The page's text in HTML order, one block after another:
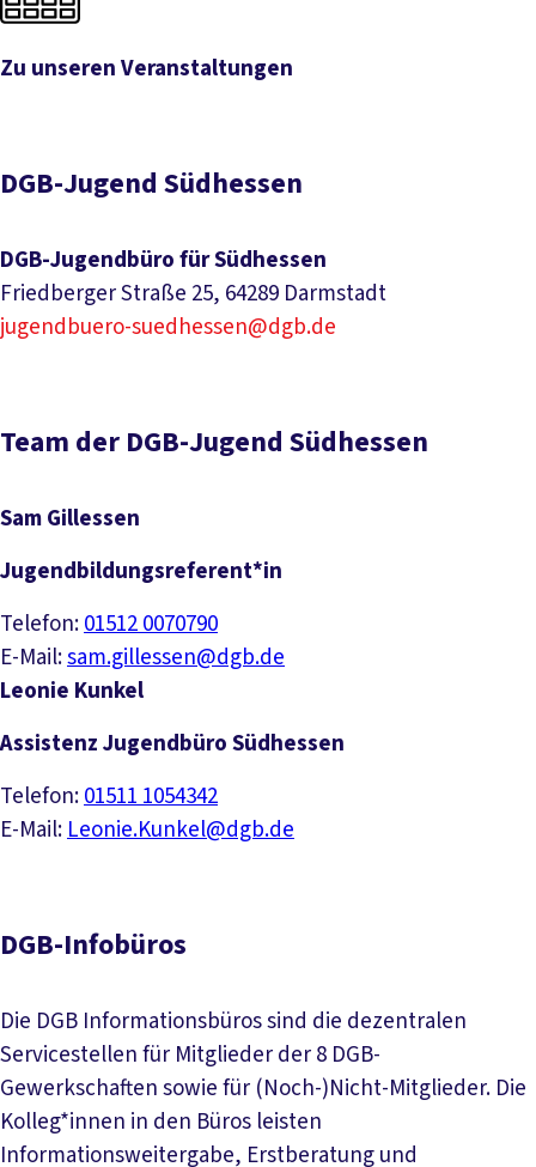
Zu unseren Veranstaltungen
DGB-Jugend Südhessen
DGB-Jugendbüro für Südhessen
Friedberger Straße 25, 64289 Darmstadt
jugendbuero-suedhessen@dgb.de
Team der DGB-Jugend Südhessen
Sam Gillessen
Jugendbildungsreferent*in
Telefon:01512 0070790
E-Mail:sam.gillessen@dgb.de
Leonie Kunkel
Assistenz Jugendbüro Südhessen
Telefon:01511 1054342
E-Mail:Leonie.Kunkel@dgb.de
DGB-Infobüros
Die DGB Informationsbüros sind die dezentralen
Servicestellen für Mitglieder der 8 DGB-
Gewerkschaften sowie für (Noch-)Nicht-Mitglieder. Die
Kolleg*innen in den Büros leisten
Informationsweitergabe, Erstberatung und